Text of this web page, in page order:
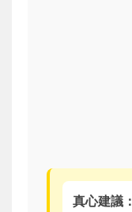
真心建議：